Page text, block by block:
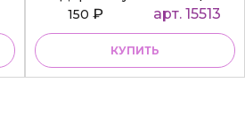
150₽ арт. 15513
КУПИТЬ